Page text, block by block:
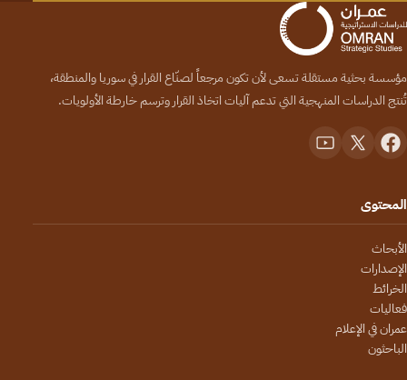
مؤسسة بحثية مستقلة تسعى لأن تكون مرجعاً لصنّاع القرار في سوريا والمنطقة،
تُنتج الدراسات المنهجية التي تدعم آليات اتخاذ القرار وترسم خارطة الأولويات.
المحتوى
الأبحاث
الإصدارات
الخرائط
فعاليات
عمران في الإعلام
الباحثون